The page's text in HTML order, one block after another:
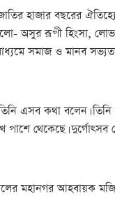
হাজার বছরের
অসুর রূপী হিংসা, লোভ
সমাজ ও মানব
এসব কথা বলেন।
পাশে থেকেছে।
মহানগর আহবায়ক